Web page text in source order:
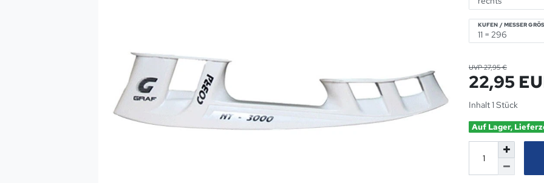
KUFEN / MESSER
UVP 27,95 €
22,95
Inhalt1Stück
Auf Lager,